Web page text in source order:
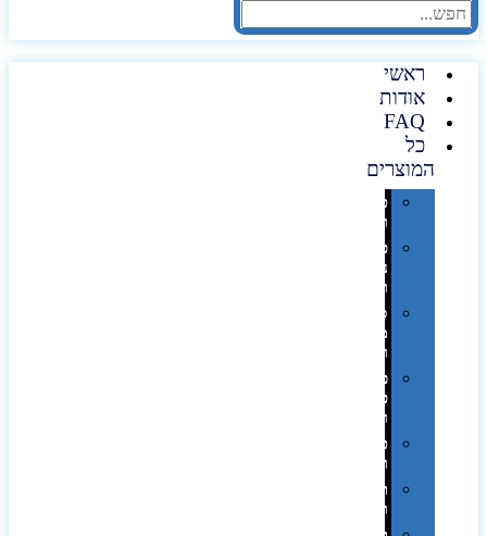
ראשי
אודות
FAQ
כל
המוצרים
טכנולוגיה
וגאדג'טים
פנאי,
נופש
ונסיעות
סביבת
משרד
ופרימיום
כלים,
פנסים
ורכב
טקסטיל
וחורף
תיקים
ומזוודות